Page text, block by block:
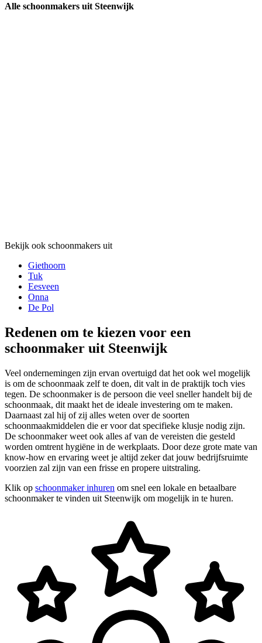
Alle schoonmakers uit Steenwijk
Bekijk ook schoonmakers uit
Giethoorn
Tuk
Eesveen
Onna
De Pol
Redenen om te kiezen voor een
schoonmaker uit Steenwijk
Veel ondernemingen zijn ervan overtuigd dat het ook wel mogelijk
is om de schoonmaak zelf te doen, dit valt in de praktijk toch vies
tegen. De schoonmaker is de persoon die veel sneller handelt bij de
schoonmaak, dit maakt het de ideale investering om te maken.
Daarnaast zal hij of zij alles weten over de soorten
schoonmaakmiddelen die er voor dat specifieke klusje nodig zijn.
De schoonmaker weet ook alles af van de vereisten die gesteld
worden omtrent hygiëne in de werkplaats. Door deze grote mate van
know-how en ervaring weet je altijd zeker dat jouw bedrijfsruimte
voorzien zal zijn van een frisse en propere uitstraling.
Klik op schoonmaker inhuren om snel een lokale en betaalbare
schoonmaker te vinden uit Steenwijk om mogelijk in te huren.